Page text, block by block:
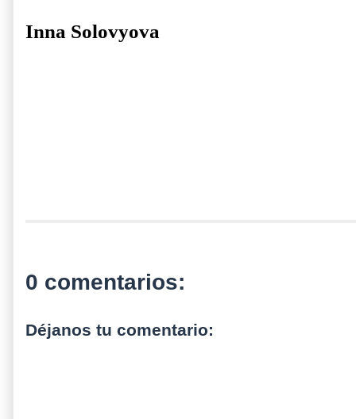
Inna Solovyova
0 comentarios:
Déjanos tu comentario: